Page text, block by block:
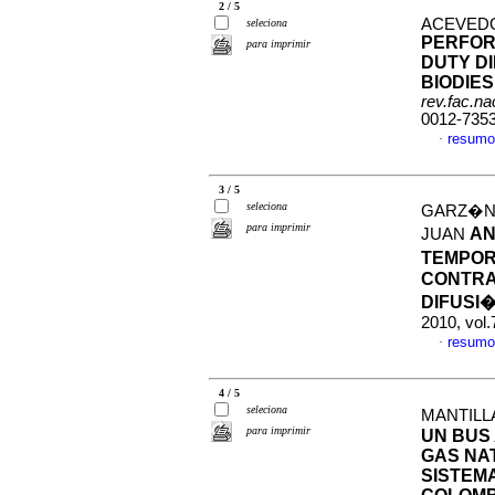
2 / 5
seleciona
para imprimir
DUTY
0012-
·
3 / 5
seleciona
para imprimir
JUAN
2010,
·
4 / 5
seleciona
para imprimir
UN BUS
GAS